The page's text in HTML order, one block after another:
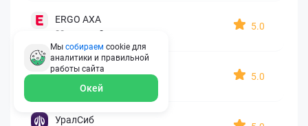
ERGO AXA
22 место 2 отзыва
5.0
Oxy Travel Premium
23 место 1 отзыв
5.0
УралСиб
Мы собираем cookie для
аналитики и правильной
работы сайта
Окей